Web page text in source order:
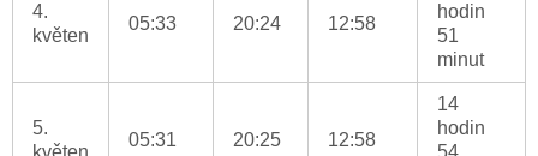
4.
květen
05:33 20:24 12:58
hodin
51
minut
5.
05:31 20:25 12:58
14
hodin